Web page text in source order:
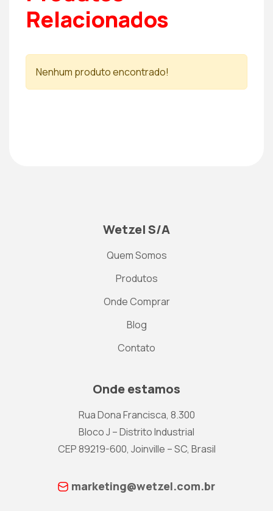
Relacionados
Nenhum produto encontrado!
Wetzel S/A
Quem Somos
Produtos
Onde Comprar
Blog
Contato
Onde estamos
Rua Dona Francisca, 8.300
Bloco J – Distrito Industrial
CEP 89219-600, Joinville – SC, Brasil
marketing@wetzel.com.br